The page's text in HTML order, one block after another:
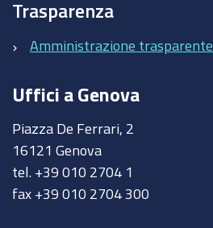
Trasparenza
Amministrazione trasparente
Uffici a Genova
Piazza De Ferrari, 2
16121 Genova
tel. +39 010 2704 1
fax +39 010 2704 300